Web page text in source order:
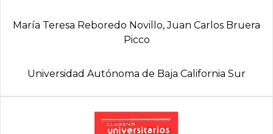
María Teresa Reboredo Novillo, Juan Carlos Bruera
Picco
Universidad Autónoma de Baja California Sur